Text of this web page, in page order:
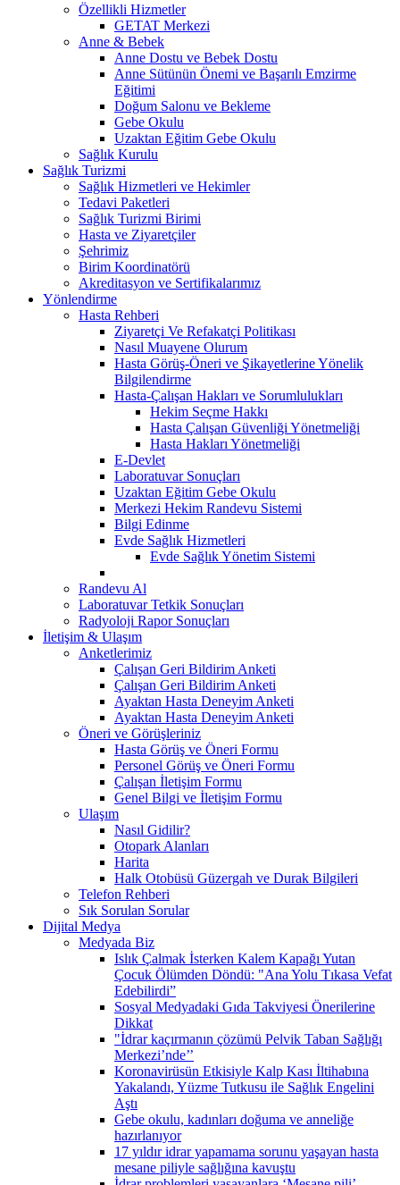
Özellikli Hizmetler
GETAT Merkezi
Anne & Bebek
Anne Dostu ve Bebek Dostu
Anne Sütünün Önemi ve Başarılı Emzirme
Eğitimi
Doğum Salonu ve Bekleme
Gebe Okulu
Uzaktan Eğitim Gebe Okulu
Sağlık Kurulu
Sağlık Turizmi
Sağlık Hizmetleri ve Hekimler
Tedavi Paketleri
Sağlık Turizmi Birimi
Hasta ve Ziyaretçiler
Şehrimiz
Birim Koordinatörü
Akreditasyon ve Sertifikalarımız
Yönlendirme
Hasta Rehberi
Ziyaretçi Ve Refakatçi Politikası
Nasıl Muayene Olurum
Hasta Görüş-Öneri ve Şikayetlerine Yönelik
Bilgilendirme
Hasta-Çalışan Hakları ve Sorumlulukları
Hekim Seçme Hakkı
Hasta Çalışan Güvenliği Yönetmeliği
Hasta Hakları Yönetmeliği
E-Devlet
Laboratuvar Sonuçları
Uzaktan Eğitim Gebe Okulu
Merkezi Hekim Randevu Sistemi
Bilgi Edinme
Evde Sağlık Hizmetleri
Evde Sağlık Yönetim Sistemi
Randevu Al
Laboratuvar Tetkik Sonuçları
Radyoloji Rapor Sonuçları
İletişim & Ulaşım
Anketlerimiz
Çalışan Geri Bildirim Anketi
Çalışan Geri Bildirim Anketi
Ayaktan Hasta Deneyim Anketi
Ayaktan Hasta Deneyim Anketi
Öneri ve Görüşleriniz
Hasta Görüş ve Öneri Formu
Personel Görüş ve Öneri Formu
Çalışan İletişim Formu
Genel Bilgi ve İletişim Formu
Ulaşım
Nasıl Gidilir?
Otopark Alanları
Harita
Halk Otobüsü Güzergah ve Durak Bilgileri
Telefon Rehberi
Sık Sorulan Sorular
Dijital Medya
Medyada Biz
Islık Çalmak İsterken Kalem Kapağı Yutan
Çocuk Ölümden Döndü: "Ana Yolu Tıkasa Vefat
Edebilirdi”
Sosyal Medyadaki Gıda Takviyesi Önerilerine
Dikkat
"İdrar kaçırmanın çözümü Pelvik Taban Sağlığı
Merkezi’nde’’
Koronavirüsün Etkisiyle Kalp Kası İltihabına
Yakalandı, Yüzme Tutkusu ile Sağlık Engelini
Aştı
Gebe okulu, kadınları doğuma ve anneliğe
hazırlanıyor
17 yıldır idrar yapamama sorunu yaşayan hasta
mesane piliyle sağlığına kavuştu